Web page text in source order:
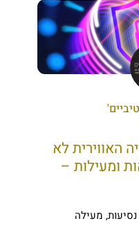
האווירית לא
ומעילות –
, מעילה